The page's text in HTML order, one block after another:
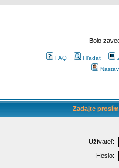
Bolo
FAQ Hľadať
Zadajte
Užívateľ:
Heslo: